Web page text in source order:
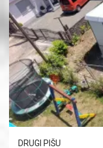
DRUGI PIŠU